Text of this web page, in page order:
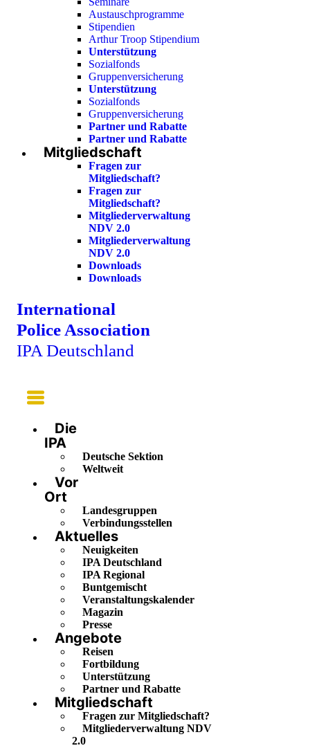
Austauschprogramme
Stipendien
Arthur Troop Stipendium
Unterstützung
Sozialfonds
Gruppenversicherung
Unterstützung
Sozialfonds
Gruppenversicherung
Partner und Rabatte
Partner und Rabatte
Mitgliedschaft
Fragen zur
Mitgliedschaft?
Fragen zur
Mitgliedschaft?
Mitgliederverwaltung
NDV 2.0
Mitgliederverwaltung
NDV 2.0
Downloads
Downloads
International
Police Association
IPA Deutschland
Main
Menu
Die
IPA
Deutsche Sektion
Weltweit
Vor
Ort
Landesgruppen
Verbindungsstellen
Aktuelles
Neuigkeiten
IPA Deutschland
IPA Regional
Buntgemischt
Veranstaltungskalender
Magazin
Presse
Angebote
Reisen
Fortbildung
Unterstützung
Partner und Rabatte
Mitgliedschaft
Fragen zur Mitgliedschaft?
Mitgliederverwaltung NDV
2.0